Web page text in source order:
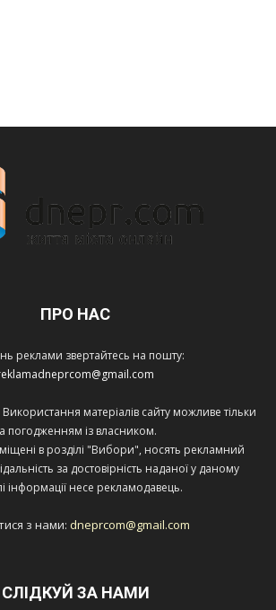
ПРО НАС
реклами звертайтесь на пошту:
матеріалів сайту можливе тільки
погодженням із власником.
в розділі "Вибори", носять рекламний
за достовірність наданої у даному
інформації несе рекламодавець.
з нами: dneprcom@gmail.com
СЛІДКУЙ ЗА НАМИ